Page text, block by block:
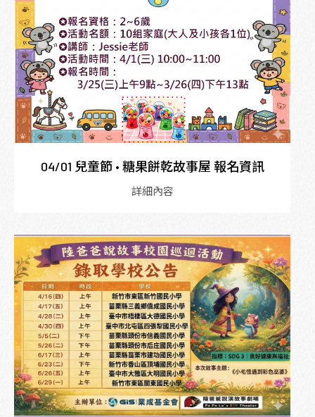
04/01 兒童節 • 糖果餅乾故事屋 報名資訊
詳細內容